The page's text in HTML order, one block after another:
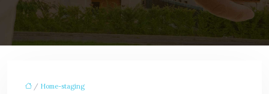
/ Home-staging